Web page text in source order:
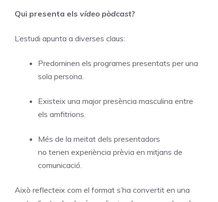
Qui presenta els vídeo pòdcast?
L’estudi apunta a diverses claus:
Predominen els programes presentats per una
sola persona.
Existeix una major presència masculina entre
els amfitrions.
Més de la meitat dels presentadors
no tenen experiència prèvia en mitjans de
comunicació.
Això reflecteix com el format s’ha convertit en una